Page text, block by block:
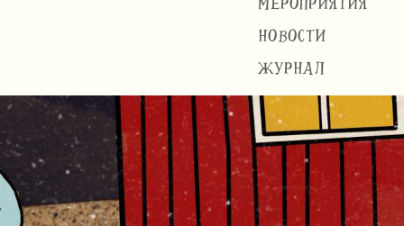
МЕРОПРИЯТИЯ
НОВОСТИ
ЖУРНАЛ